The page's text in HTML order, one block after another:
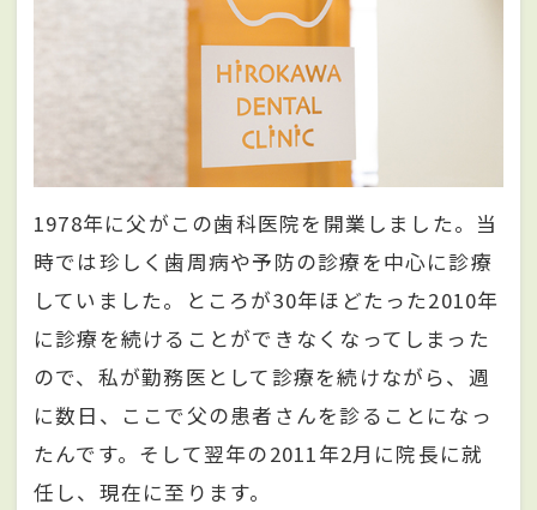
1978年に父がこの歯科医院を開業しました。当
時では珍しく歯周病や予防の診療を中心に診療
していました。ところが30年ほどたった2010年
に診療を続けることができなくなってしまった
ので、私が勤務医として診療を続けながら、週
に数日、ここで父の患者さんを診ることになっ
たんです。そして翌年の2011年2月に院長に就
任し、現在に至ります。